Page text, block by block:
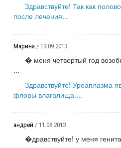
Здравствуйте! Так как
после лечения...
Марина / 13.09.2013
� меня четвертый год
...
Здравствуйте! Уреаплазма
флоры влагалища....
андрей / 11.08.2013
�дравствуйте! у меня